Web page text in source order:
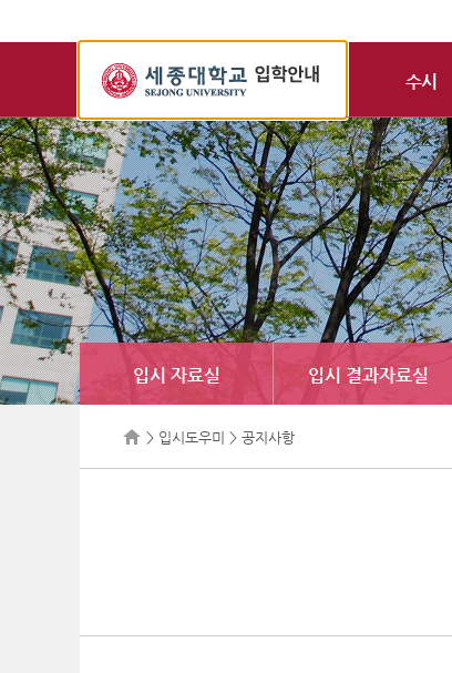
학
교
입
학
정
보
수시
입시 자료실 입시 결과자료실
> 입시도우미 > 공지사항